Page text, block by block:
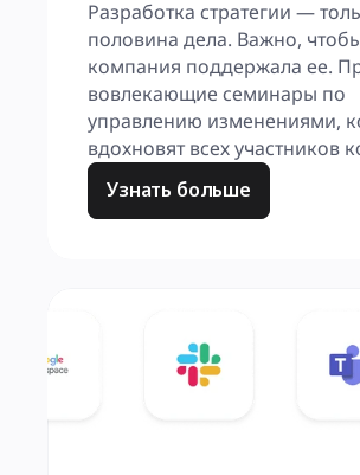
Разработка стратегии —
половина дела. Важно,
компания поддержала ее.
вовлекающие семинары по
управлению изменениями,
вдохновят всех участников
Узнать больше